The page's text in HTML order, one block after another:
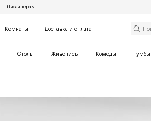
Дизайнерам
Комнаты Доставка и оплата
Столы Живопись Комоды Тумбы